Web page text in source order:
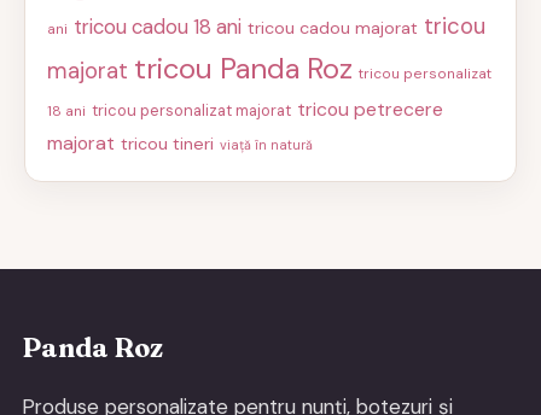
ani tricou cadou 18 ani tricou cadou majorat tricou
majorat tricou Panda Roz tricou personalizat
18 ani tricou personalizat majorat tricou petrecere
majorat tricou tineri viață în natură
Panda Roz
Produse personalizate pentru nunți, botezuri și